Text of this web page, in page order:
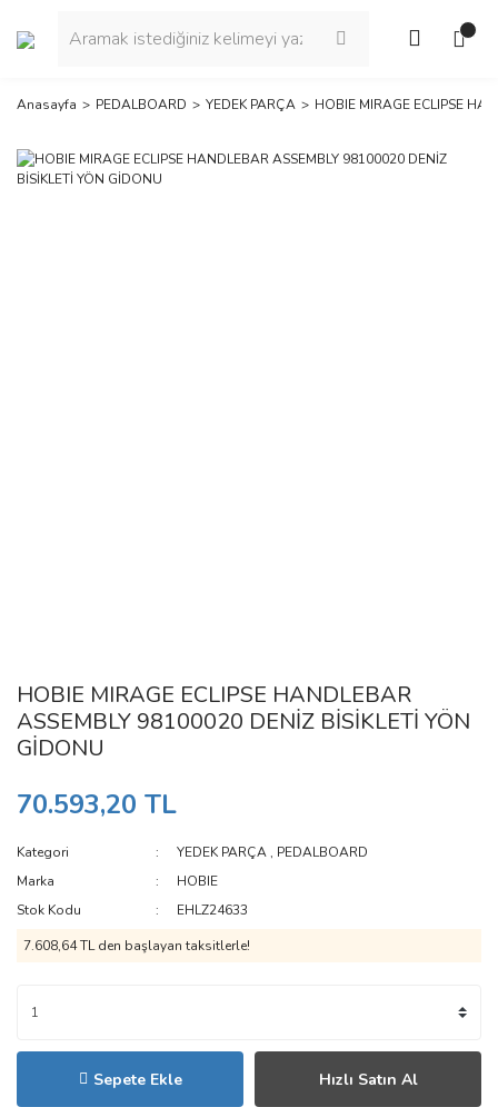
Anasayfa PEDALBOARD YEDEK PARÇA HOBIE MIRAGE ECLIPSE
HOBIE MIRAGE ECLIPSE HANDLEBAR
ASSEMBLY 98100020 DENİZ BİSİKLETİ YÖN
GİDONU
70.593,20 TL
Kategori YEDEK PARÇA , PEDALBOARD
Marka
HOBIE
Stok Kodu
EHLZ24633
7.608,64 TL den başlayan taksitlerle!
Sepete Ekle Hızlı Satın Al